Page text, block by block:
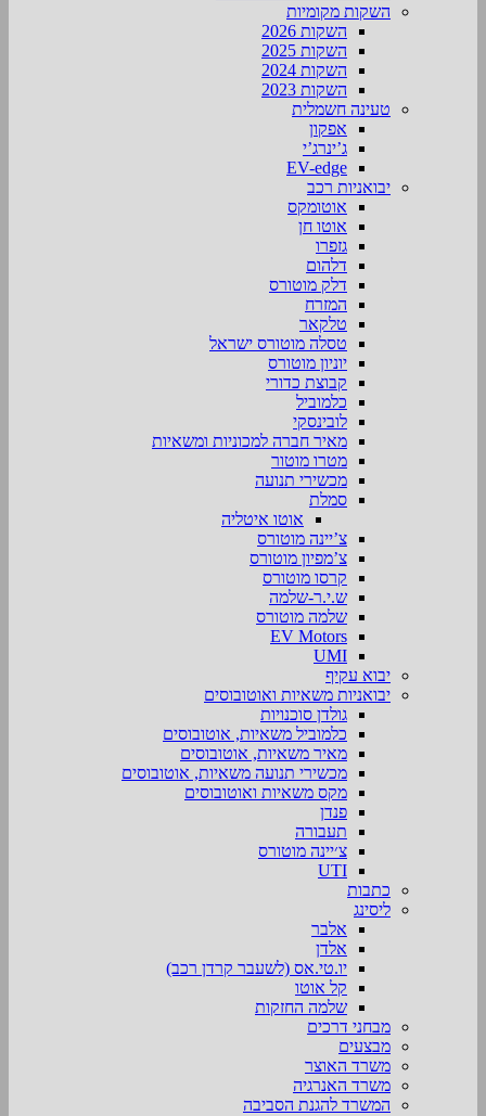
השקות מקומיות
השקות 2026
השקות 2025
השקות 2024
השקות 2023
טעינה חשמלית
אפקון
ג’ינרג’י
EV-edge
יבואניות רכב
אוטומקס
אוטו חן
גזפרו
דלהום
דלק מוטורס
המזרח
טלקאר
טסלה מוטורס ישראל
יוניון מוטורס
קבוצת כדורי
כלמוביל
לובינסקי
מאיר חברה למכוניות ומשאיות
מטרו מוטור
מכשירי תנועה
סמלת
אוטו איטליה
צ’יינה מוטורס
צ’מפיון מוטורס
קרסו מוטורס
ש.י.ר-שלמה
שלמה מוטורס
EV Motors
UMI
יבוא עקיף
יבואניות משאיות ואוטובוסים
גולדן סוכנויות
כלמוביל משאיות, אוטובוסים
מאיר משאיות, אוטובוסים
מכשירי תנועה משאיות, אוטובוסים
מקס משאיות ואוטובוסים
פנדן
תעבורה
צ׳יינה מוטורס
UTI
כתבות
ליסינג
אלבר
אלדן
יו.טי.אס (לשעבר קרדן רכב)
קל אוטו
שלמה החזקות
מבחני דרכים
מבצעים
משרד האוצר
משרד האנרגיה
המשרד להגנת הסביבה